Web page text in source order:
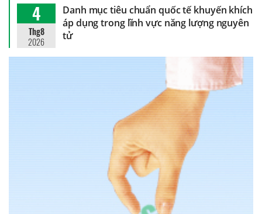
4
Thg8
2026
Danh mục tiêu chuẩn quốc tế khuyến khích
áp dụng trong lĩnh vực năng lượng nguyên
tử